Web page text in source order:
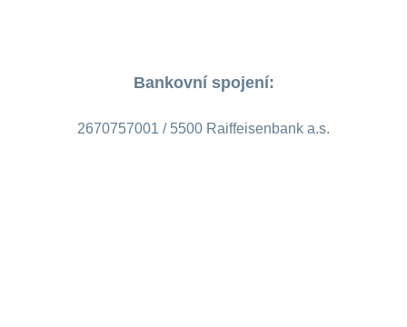
Bankovní spojení:
2670757001 / 5500 Raiffeisenbank a.s.